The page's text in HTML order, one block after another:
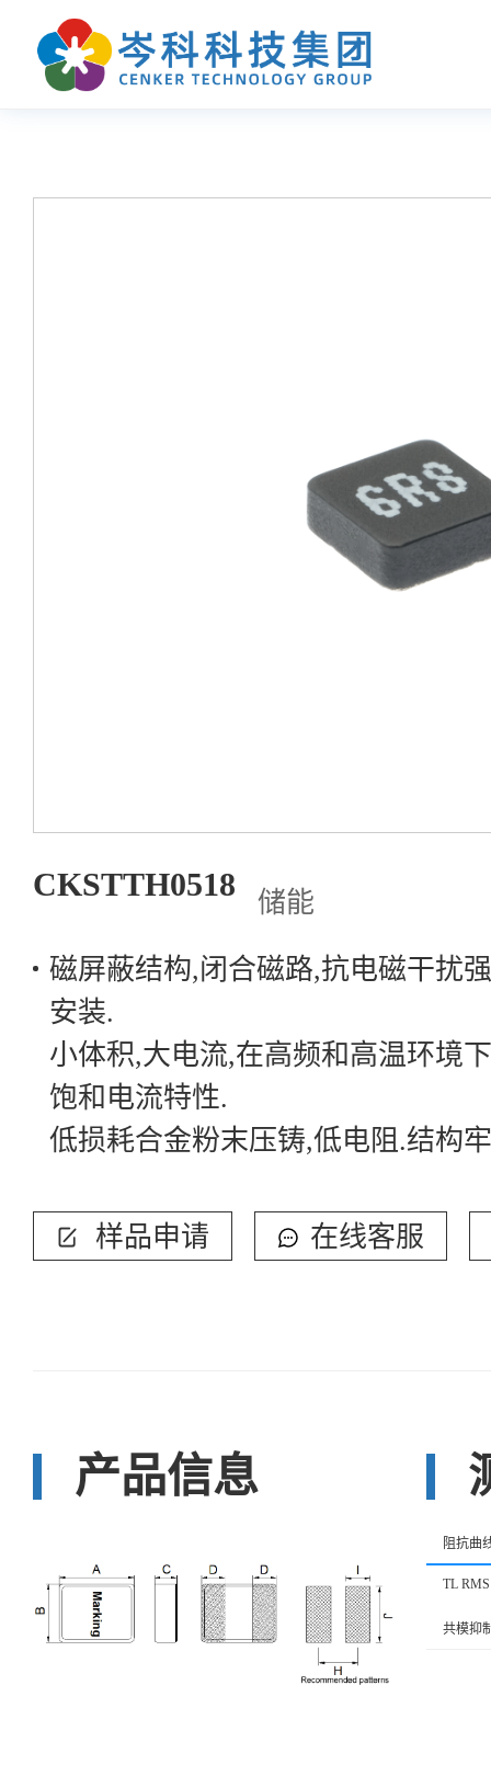
产品选型
CKSTTH0518
储能
磁屏蔽结构,闭合磁路,抗电磁干扰
安装.
小体积,大电流,在高频和高温环境
饱和电流特性.
低损耗合金粉末压铸,低电阻.结构
样品申请 在线客服
产品信息
阻抗曲
TL RMS
共模抑